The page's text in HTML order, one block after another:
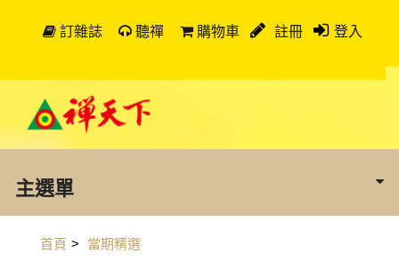
訂雜誌 聽禪 購物車 註冊 登入
主選單
首頁 > 當期精選